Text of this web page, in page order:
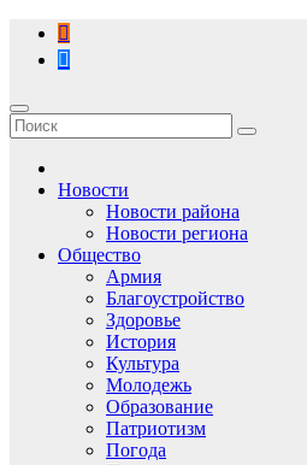
Перейти
содержимому
Новости
Новости района
Новости региона
Общество
Армия
Благоустройство
Здоровье
История
Культура
Молодежь
Образование
Патриотизм
Погода